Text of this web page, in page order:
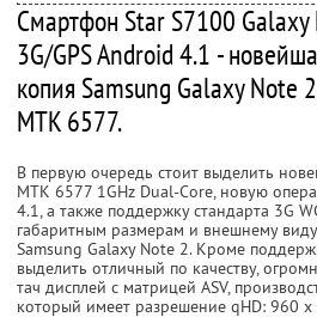
Смартфон Star S7100
3G/GPS Android 4.1 -
копия Samsung Galaxy Note
MTK 6577.
В первую очередь стоит выделить
MTK 6577 1GHz Dual-Core, новую
4.1, а также поддержку стандарта 3G
габаритным размерам и внешнему виду
Samsung Galaxy Note 2. Кроме
выделить отличный по качеству,
тач дисплей с матрицей ASV,
который имеет разрешение qHD: 960